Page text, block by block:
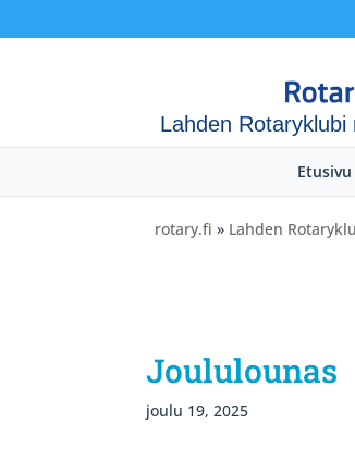
Lahden Rotaryklubi
Etusivu
rotary.fi » Lahden
Joululounas
joulu 19, 2025